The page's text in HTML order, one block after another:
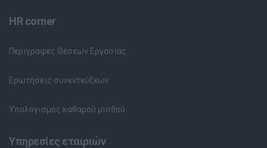
HR corner
Περιγραφές Θέσεων Εργασίας
Ερωτήσεις συνεντεύξεων
Υπολογισμός καθαρού μισθού
Υπηρεσίες εταιριών